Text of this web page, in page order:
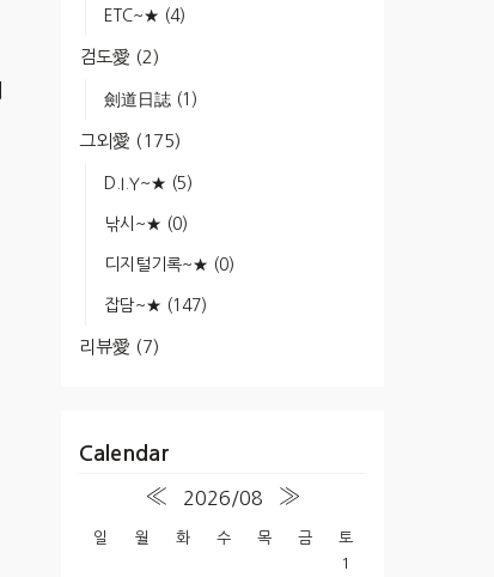
ETC~★ (4)
검도愛 (2)
劍道日誌 (1)
그외愛 (175)
D.I.Y~★ (5)
낚시~★ (0)
디지털기록~★ (0)
잡담~★ (147)
리뷰愛 (7)
Calendar
« 2026/08 »
일 월 화 수 목 금
토
1